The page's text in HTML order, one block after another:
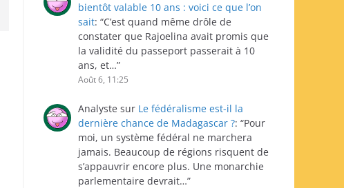
bientôt valable 10 ans : voici ce que l’on
sait: “C’est quand même drôle de
constater que Rajoelina avait promis que
la validité du passeport passerait à 10
ans, et…”
Août 6, 11:25
Analyste sur Le fédéralisme est-il la
dernière chance de Madagascar ?: “Pour
moi, un système fédéral ne marchera
jamais. Beaucoup de régions risquent de
s’appauvrir encore plus. Une monarchie
parlementaire devrait…”